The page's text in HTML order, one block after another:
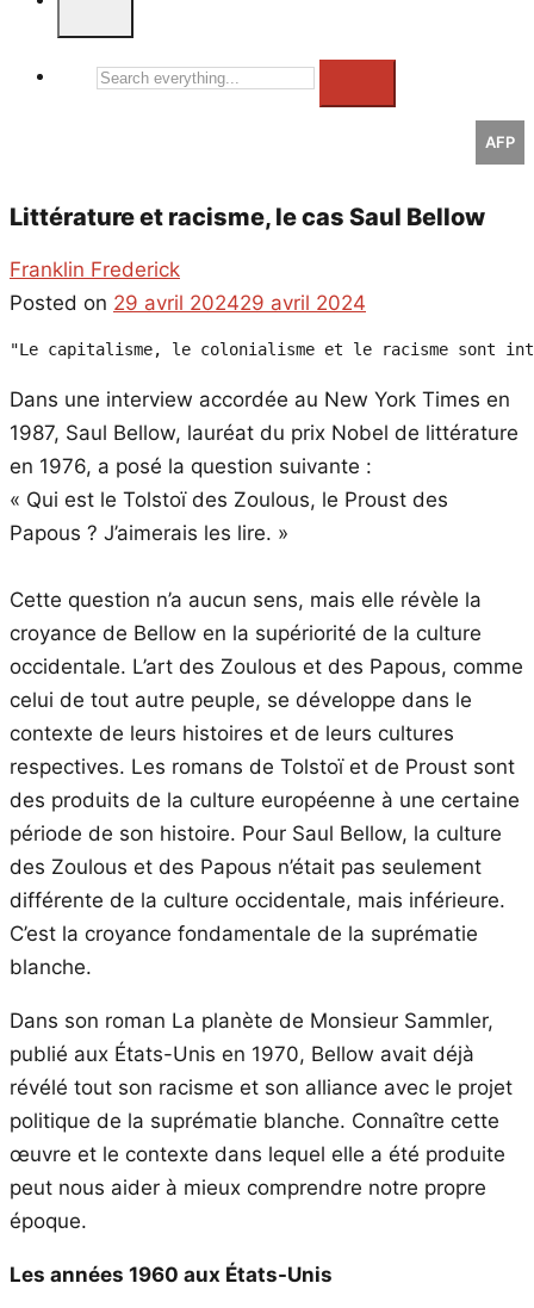
Search
AFP
Littérature et racisme, le cas Saul Bellow
Franklin Frederick
Posted on 29 avril 202429 avril 2024
"Le capitalisme, le colonialisme et le racisme sont
Dans une interview accordée au New York Times en
1987, Saul Bellow, lauréat du prix Nobel de littérature
en 1976, a posé la question suivante :
« Qui est le Tolstoï des Zoulous, le Proust des
Papous ? J’aimerais les lire. »
Cette question n’a aucun sens, mais elle révèle la
croyance de Bellow en la supériorité de la culture
occidentale. L’art des Zoulous et des Papous, comme
celui de tout autre peuple, se développe dans le
contexte de leurs histoires et de leurs cultures
respectives. Les romans de Tolstoï et de Proust sont
des produits de la culture européenne à une certaine
période de son histoire. Pour Saul Bellow, la culture
des Zoulous et des Papous n’était pas seulement
différente de la culture occidentale, mais inférieure.
C’est la croyance fondamentale de la suprématie
blanche.
Dans son roman La planète de Monsieur Sammler,
publié aux États-Unis en 1970, Bellow avait déjà
révélé tout son racisme et son alliance avec le projet
politique de la suprématie blanche. Connaître cette
œuvre et le contexte dans lequel elle a été produite
peut nous aider à mieux comprendre notre propre
époque.
Les années 1960 aux États-Unis